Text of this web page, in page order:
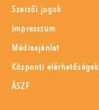
Szerzői jogok
Impresszum
Médiaajánlat
Központi elérhetőségek
ÁSZF